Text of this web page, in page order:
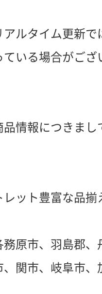
アルタイム更新
ている場合がご
情報につきま
ット豊富な品揃
務原市、羽島郡
関市、岐阜市